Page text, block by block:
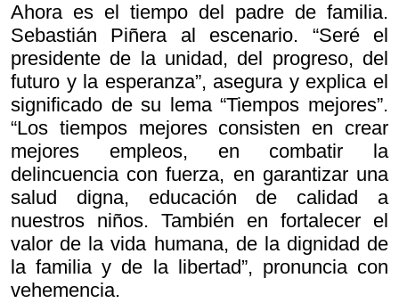
Ahora es el tiempo del padre de familia.
Sebastián Piñera al escenario. “Seré el
presidente de la unidad, del progreso, del
futuro y la esperanza”, asegura y explica el
significado de su lema “Tiempos mejores”.
“Los tiempos mejores consisten en crear
mejores empleos, en combatir la
delincuencia con fuerza, en garantizar una
salud digna, educación de calidad a
nuestros niños. También en fortalecer el
valor de la vida humana, de la dignidad de
la familia y de la libertad”, pronuncia con
vehemencia.